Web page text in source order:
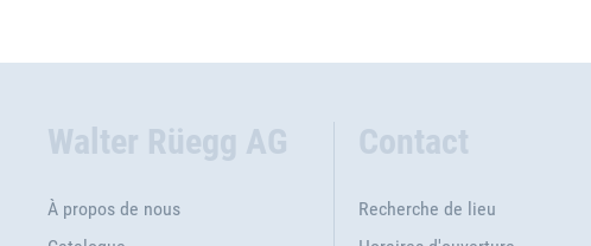
Walter Rüegg AG
À propos de nous
Contact
Recherche de lieu